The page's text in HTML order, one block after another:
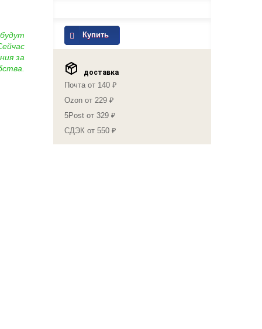
за
Купить
доставка
Почта от 140 ₽
Ozon от 229 ₽
5Post от 329 ₽
СДЭК от 550 ₽